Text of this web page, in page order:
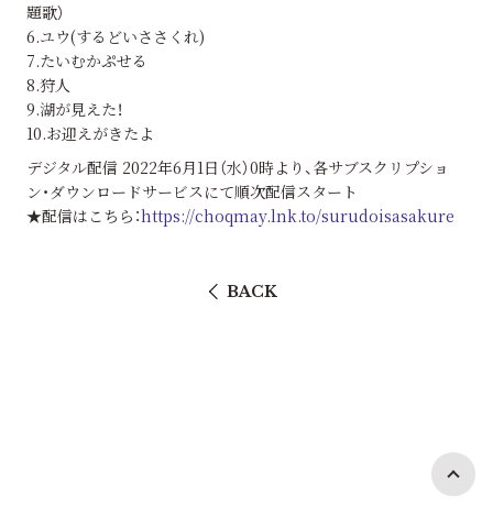
題歌）
6.ユウ(するどいささくれ)
7.たいむかぷせる
8.狩人
9.湖が見えた！
10.お迎えがきたよ
デジタル配信 2022年6月1日（水）0時より、各サブスクリプショ
ン・ダウンロードサービスにて順次配信スタート
★配信はこちら：https://choqmay.lnk.to/surudoisasakure
BACK